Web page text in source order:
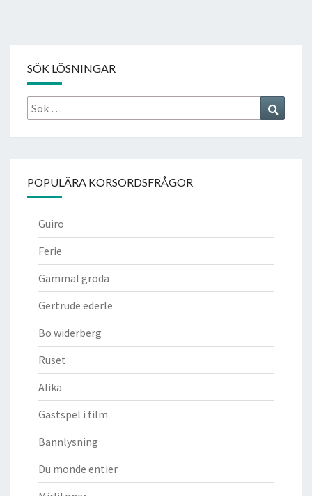
SÖK LÖSNINGAR
Sök
efter:
POPULÄRA KORSORDSFRÅGOR
Guiro
Ferie
Gammal gröda
Gertrude ederle
Bo widerberg
Ruset
Alika
Gästspel i film
Bannlysning
Du monde entier